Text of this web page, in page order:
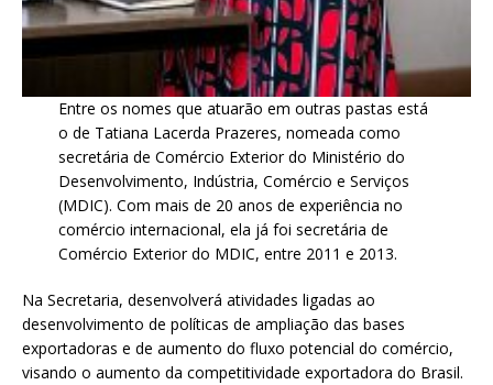
Entre os nomes que atuarão em outras pastas está
o de Tatiana Lacerda Prazeres, nomeada como
secretária de Comércio Exterior do Ministério do
Desenvolvimento, Indústria, Comércio e Serviços
(MDIC). Com mais de 20 anos de experiência no
comércio internacional, ela já foi secretária de
Comércio Exterior do MDIC, entre 2011 e 2013.
Na Secretaria, desenvolverá atividades ligadas ao
desenvolvimento de políticas de ampliação das bases
exportadoras e de aumento do fluxo potencial do comércio,
visando o aumento da competitividade exportadora do Brasil.